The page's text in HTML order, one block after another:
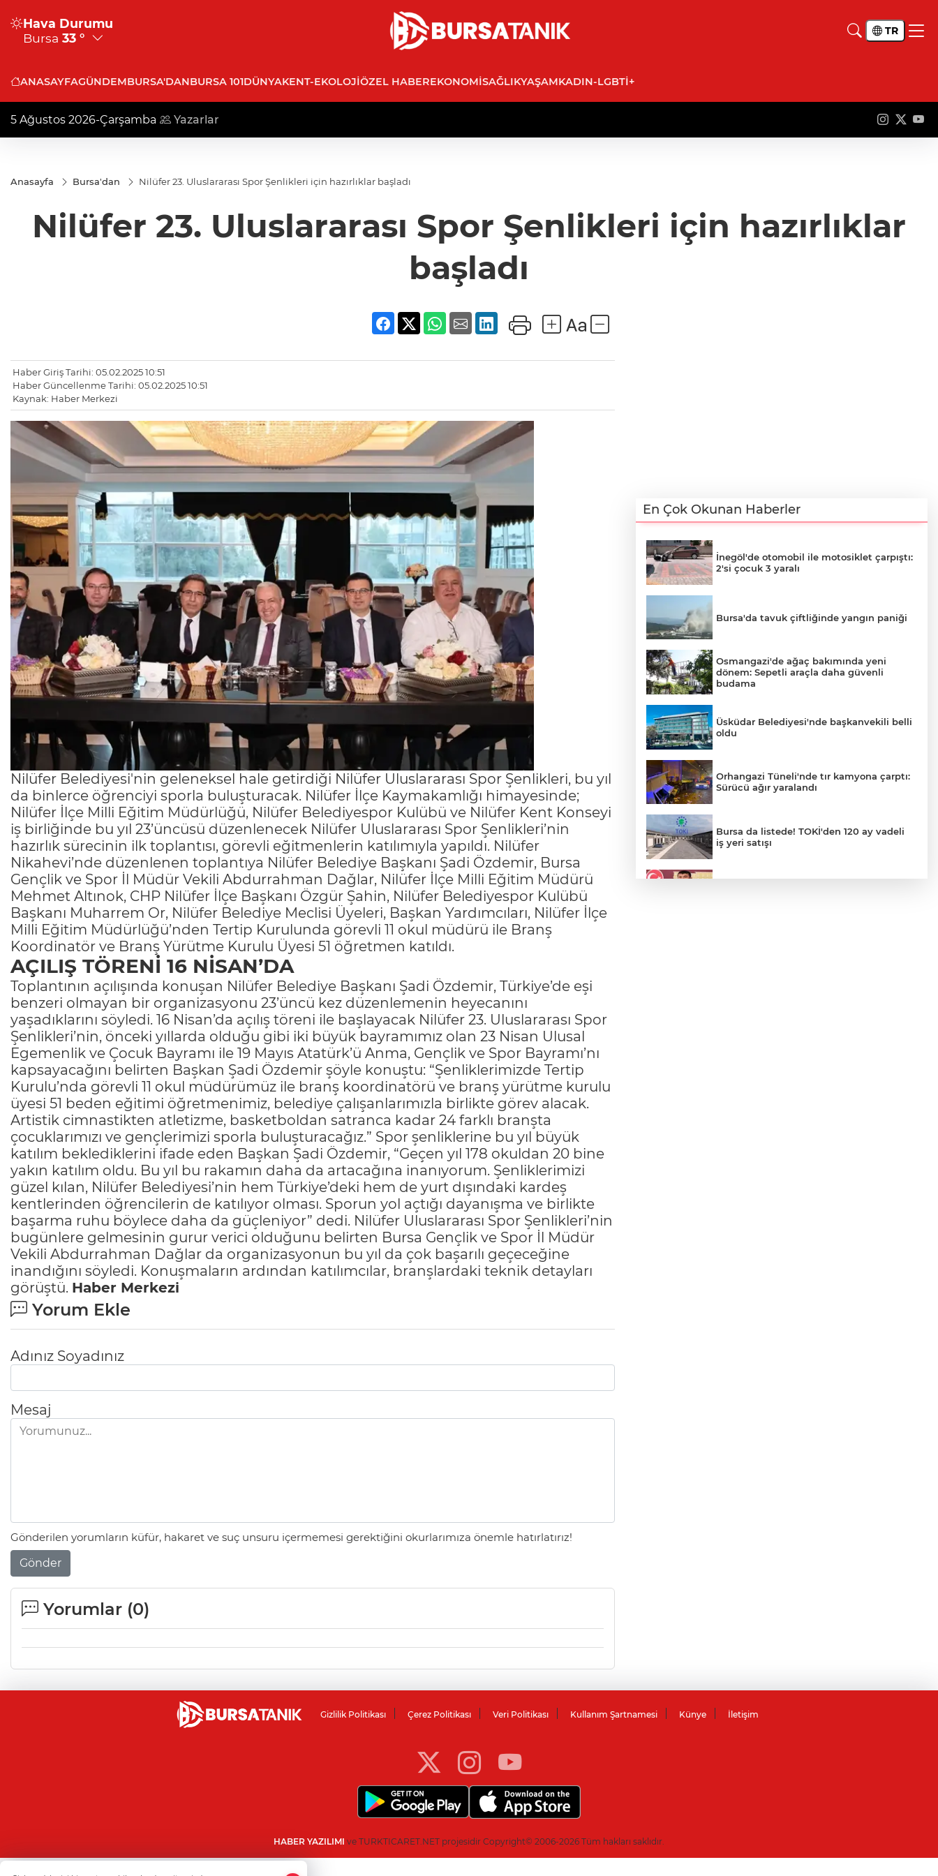
Hava Durumu
Bursa 33 ° TR
ANASAYFAGÜNDEMBURSA'DANBURSA 101DÜNYAKENT-EKOLOJIÖZEL HABEREKONOMISAĞLIKYAŞAMKADIN-LGBTİ+
5 Ağustos 2026-Çarşamba Yazarlar
Anasayfa Bursa'dan Nilüfer 23. Uluslararası Spor Şenlikleri için hazırlıklar başladı
Nilüfer 23. Uluslararası Spor Şenlikleri için hazırlıklar
başladı
Haber Giriş Tarihi: 05.02.2025 10:51
Haber Güncellenme Tarihi: 05.02.2025 10:51
Kaynak: Haber Merkezi
Nilüfer Belediyesi'nin geleneksel hale getirdiği Nilüfer Uluslararası Spor Şenlikleri, bu yıl
da binlerce öğrenciyi sporla buluşturacak. Nilüfer İlçe Kaymakamlığı himayesinde;
Nilüfer İlçe Milli Eğitim Müdürlüğü, Nilüfer Belediyespor Kulübü ve Nilüfer Kent Konseyi
iş birliğinde bu yıl 23’üncüsü düzenlenecek Nilüfer Uluslararası Spor Şenlikleri’nin
hazırlık sürecinin ilk toplantısı, görevli eğitmenlerin katılımıyla yapıldı. Nilüfer
Nikahevi’nde düzenlenen toplantıya Nilüfer Belediye Başkanı Şadi Özdemir, Bursa
Gençlik ve Spor İl Müdür Vekili Abdurrahman Dağlar, Nilüfer İlçe Milli Eğitim Müdürü
Mehmet Altınok, CHP Nilüfer İlçe Başkanı Özgür Şahin, Nilüfer Belediyespor Kulübü
Başkanı Muharrem Or, Nilüfer Belediye Meclisi Üyeleri, Başkan Yardımcıları, Nilüfer İlçe
Milli Eğitim Müdürlüğü’nden Tertip Kurulunda görevli 11 okul müdürü ile Branş
Koordinatör ve Branş Yürütme Kurulu Üyesi 51 öğretmen katıldı.
AÇILIŞ TÖRENİ 16 NİSAN’DA
Toplantının açılışında konuşan Nilüfer Belediye Başkanı Şadi Özdemir, Türkiye’de eşi
benzeri olmayan bir organizasyonu 23’üncü kez düzenlemenin heyecanını
yaşadıklarını söyledi. 16 Nisan’da açılış töreni ile başlayacak Nilüfer 23. Uluslararası Spor
Şenlikleri’nin, önceki yıllarda olduğu gibi iki büyük bayramımız olan 23 Nisan Ulusal
Egemenlik ve Çocuk Bayramı ile 19 Mayıs Atatürk’ü Anma, Gençlik ve Spor Bayramı’nı
kapsayacağını belirten Başkan Şadi Özdemir şöyle konuştu: “Şenliklerimizde Tertip
Kurulu’nda görevli 11 okul müdürümüz ile branş koordinatörü ve branş yürütme kurulu
üyesi 51 beden eğitimi öğretmenimiz, belediye çalışanlarımızla birlikte görev alacak.
Artistik cimnastikten atletizme, basketboldan satranca kadar 24 farklı branşta
çocuklarımızı ve gençlerimizi sporla buluşturacağız.” Spor şenliklerine bu yıl büyük
katılım beklediklerini ifade eden Başkan Şadi Özdemir, “Geçen yıl 178 okuldan 20 bine
yakın katılım oldu. Bu yıl bu rakamın daha da artacağına inanıyorum. Şenliklerimizi
güzel kılan, Nilüfer Belediyesi’nin hem Türkiye’deki hem de yurt dışındaki kardeş
kentlerinden öğrencilerin de katılıyor olması. Sporun yol açtığı dayanışma ve birlikte
başarma ruhu böylece daha da güçleniyor” dedi. Nilüfer Uluslararası Spor Şenlikleri’nin
bugünlere gelmesinin gurur verici olduğunu belirten Bursa Gençlik ve Spor İl Müdür
Vekili Abdurrahman Dağlar da organizasyonun bu yıl da çok başarılı geçeceğine
inandığını söyledi. Konuşmaların ardından katılımcılar, branşlardaki teknik detayları
görüştü. Haber Merkezi
Yorum Ekle
Adınız Soyadınız
Mesaj
Gönderilen yorumların küfür, hakaret ve suç unsuru içermemesi gerektiğini okurlarımıza önemle hatırlatırız!
Gönder
Yorumlar (0)
En Çok Okunan Haberler
İnegöl'de otomobil ile motosiklet çarpıştı:
2'si çocuk 3 yaralı
Bursa'da tavuk çiftliğinde yangın paniği
Osmangazi'de ağaç bakımında yeni
dönem: Sepetli araçla daha güvenli
budama
Üsküdar Belediyesi'nde başkanvekili belli
oldu
Orhangazi Tüneli'nde tır kamyona çarptı:
Sürücü ağır yaralandı
Bursa da listede! TOKİ'den 120 ay vadeli
iş yeri satışı
Gizlilik Politikası Çerez Politikası Veri Politikası Kullanım Şartnamesi Künye İletişim
HABER YAZILIMI ve TURKTICARET.NET projesidir Copyright© 2006-2026 Tüm hakları saklıdır.